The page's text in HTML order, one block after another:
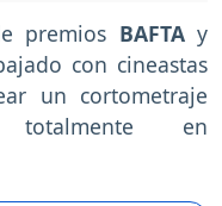
premios BAFTAy
con cineastas
un cortometraje
totalmente en